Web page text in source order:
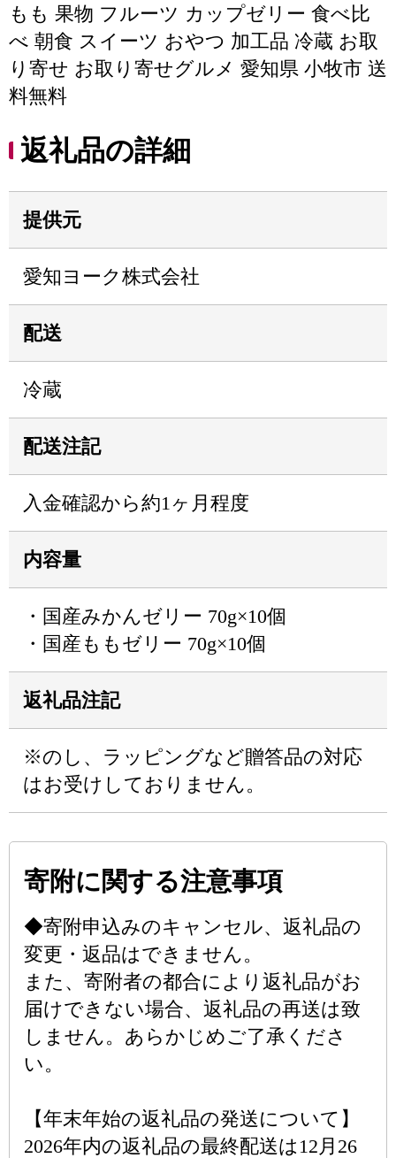
もも 果物 フルーツ カップゼリー 食べ比
べ 朝食 スイーツ おやつ 加工品 冷蔵 お取
り寄せ お取り寄せグルメ 愛知県 小牧市 送
料無料
返礼品の詳細
提供元
愛知ヨーク株式会社
配送
冷蔵
配送注記
入金確認から約1ヶ月程度
内容量
・国産みかんゼリー 70g×10個
・国産ももゼリー 70g×10個
返礼品注記
※のし、ラッピングなど贈答品の対応
はお受けしておりません。
寄附に関する注意事項
◆寄附申込みのキャンセル、返礼品の
変更・返品はできません。
また、寄附者の都合により返礼品がお
届けできない場合、返礼品の再送は致
しません。あらかじめご了承くださ
い。
【年末年始の返礼品の発送について】
2026年内の返礼品の最終配送は12月26